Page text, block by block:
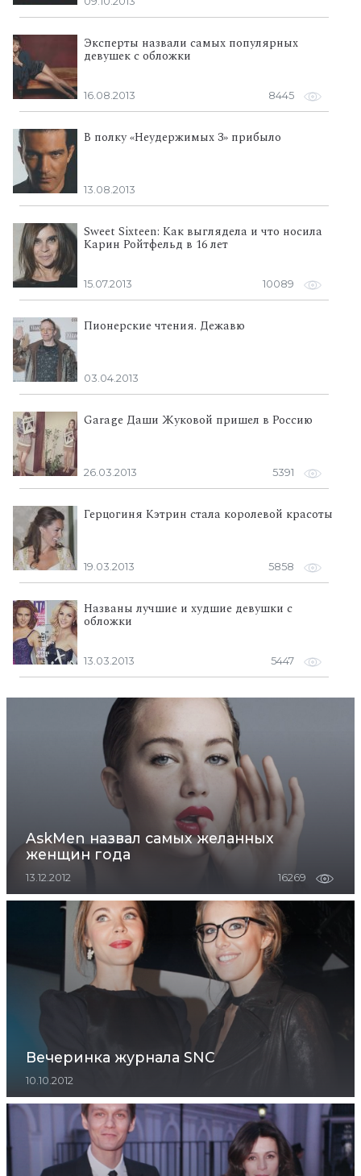
Эксперты назвали самых популярных
девушек с обложки
16.08.2013 8445
В полку «Неудержимых 3» прибыло
13.08.2013
Sweet Sixteen: Как выглядела и что носила
Карин Ройтфельд в 16 лет
15.07.2013 10089
Пионерские чтения. Дежавю
03.04.2013
Garage Даши Жуковой пришел в Россию
26.03.2013 5391
Герцогиня Кэтрин стала королевой красоты
19.03.2013 5858
Названы лучшие и худшие девушки с
обложки
13.03.2013 5447
AskMen назвал самых желанных
женщин года
13.12.2012 16269
Вечеринка журнала SNC
10.10.2012